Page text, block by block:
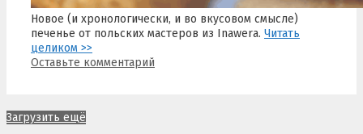
Новое (и хронологически, и во вкусовом смысле)
печенье от польских мастеров из Inawera. Читать
целиком >>
Оставьте комментарий
Загрузить ещё